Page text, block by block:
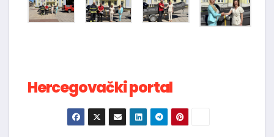
Hercegovački portal